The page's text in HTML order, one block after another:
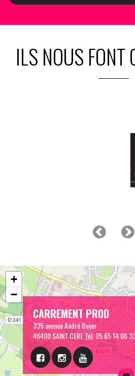
ILS NOUS FONT
CARREMENT PROD
335 avenue André Boyer
46400 SAINT CERETél:05 65 14 06
+
−